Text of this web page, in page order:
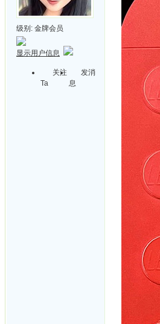
级别: 金牌会员
显示用户信息
关注
Ta
发消
息